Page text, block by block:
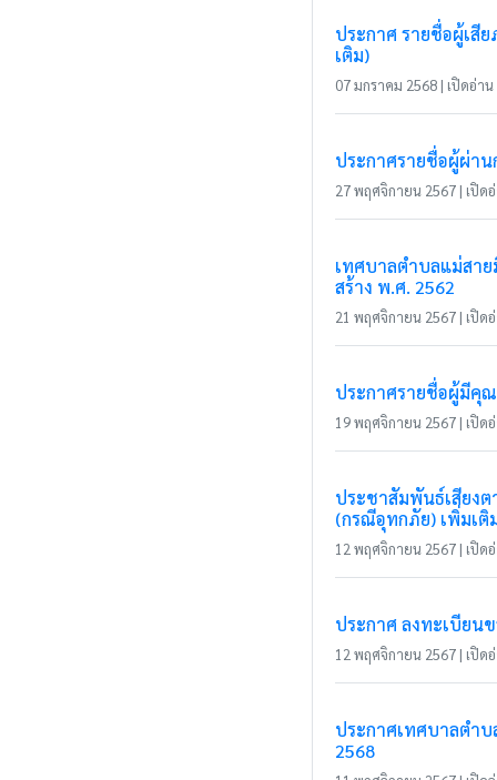
ประกาศ รายชื่อผู้เสี
เติม)
07 มกราคม 2568 | เปิดอ่าน
ประกาศรายชื่อผู้ผ่า
27 พฤศจิกายน 2567 | เปิด
เทศบาลตำบลแม่สา
สร้าง พ.ศ. 2562
21 พฤศจิกายน 2567 | เปิด
ประกาศรายชื่อผู้มีคุ
19 พฤศจิกายน 2567 | เปิด
ประชาสัมพันธ์เสียง
(กรณีอุทกภัย) เพิ่มเติ
12 พฤศจิกายน 2567 | เปิด
ประกาศ ลงทะเบียน
12 พฤศจิกายน 2567 | เปิด
ประกาศเทศบาลตำ
2568